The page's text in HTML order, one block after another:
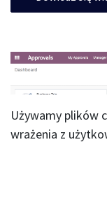
Używamy plików
wrażenia z